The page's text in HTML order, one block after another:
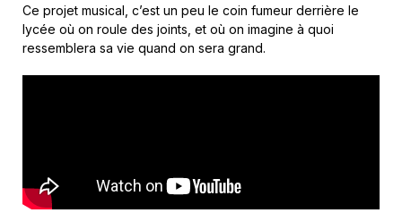
Ce projet musical, c’est un peu le coin fumeur derrière le
lycée où on roule des joints, et où on imagine à quoi
ressemblera sa vie quand on sera grand.